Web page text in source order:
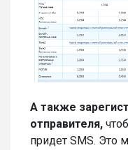
А также
отправителя,
придет SMS. Это